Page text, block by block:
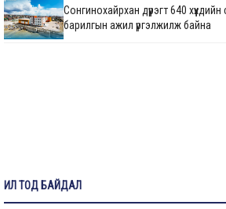
Сонгинохайрхан дүүрэгт 640
барилгын ажил үргэлжилж байна
Нийтийн тээврийн автопаркийн
гүйцэтгэж байна
ИЛ ТОД БАЙДАЛ